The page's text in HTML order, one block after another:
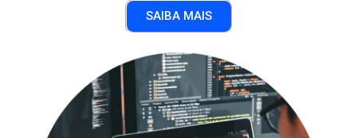
SAIBA MAIS